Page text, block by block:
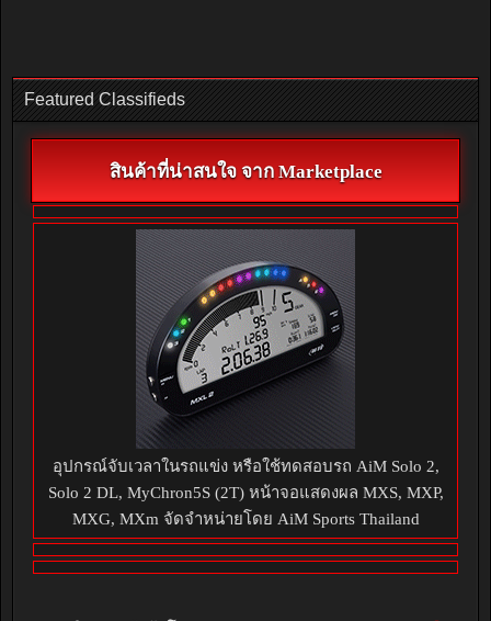
Featured Classifieds
สินค้าที่น่าสนใจ จาก Marketplace
อุปกรณ์จับเวลาในรถแข่ง หรือใช้ทดสอบรถ AiM Solo 2,
Solo 2 DL, MyChron5S (2T) หน้าจอแสดงผล MXS, MXP,
MXG, MXm จัดจำหน่ายโดย AiM Sports Thailand